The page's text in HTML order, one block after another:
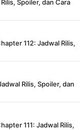
Spoiler, dan Cara
112: Jadwal Rilis,
Rilis, Spoiler, dan
111: Jadwal Rilis,